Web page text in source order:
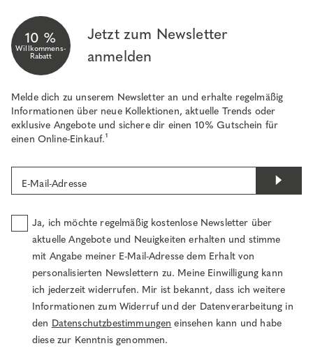
10 %
Willkommens-
Rabatt
Jetzt zum Newsletter
anmelden
Melde dich zu unserem Newsletter an und erhalte regelmäßig
Informationen über neue Kollektionen, aktuelle Trends oder
exklusive Angebote und sichere dir einen 10% Gutschein für
einen Online-Einkauf.¹
E-Mail-Adresse
Ja, ich möchte regelmäßig kostenlose Newsletter über
aktuelle Angebote und Neuigkeiten erhalten und stimme
mit Angabe meiner E-Mail-Adresse dem Erhalt von
personalisierten Newslettern zu. Meine Einwilligung kann
ich jederzeit widerrufen. Mir ist bekannt, dass ich weitere
Informationen zum Widerruf und der Datenverarbeitung in
den Datenschutzbestimmungen einsehen kann und habe
diese zur Kenntnis genommen.